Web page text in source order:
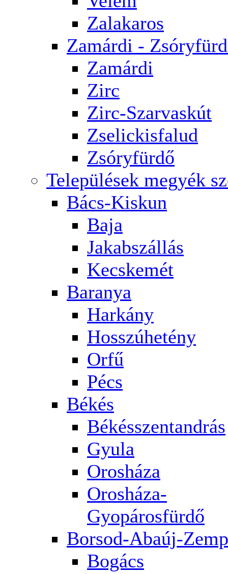
Zalakaros
Zamárdi -
Zamárdi
Zirc
Zirc-Szarvaskút
Zselickisfalud
Zsóryfürdő
Települések megyék
Bács-Kiskun
Baja
Jakabszállás
Kecskemét
Baranya
Harkány
Hosszúhetény
Orfű
Pécs
Békés
Békésszentandrás
Gyula
Orosháza
Orosháza-
Gyopárosfürdő
Borsod-Abaúj-
Bogács